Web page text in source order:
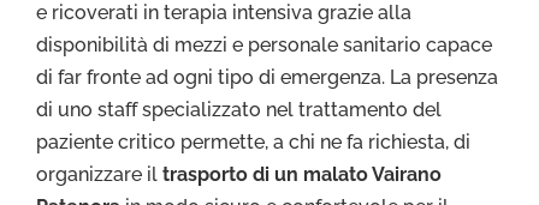
e ricoverati in terapia intensiva grazie alla
disponibilità di mezzi e personale sanitario capace
di far fronte ad ogni tipo di emergenza. La presenza
di uno staff specializzato nel trattamento del
paziente critico permette, a chi ne fa richiesta, di
organizzare il trasporto di un malato Vairano